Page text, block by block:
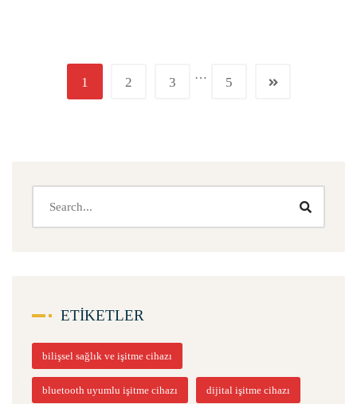
1 2 3
…
5
ETIKETLER
bilişsel sağlık ve işitme cihazı
bluetooth uyumlu işitme cihazı dijital işitme cihazı